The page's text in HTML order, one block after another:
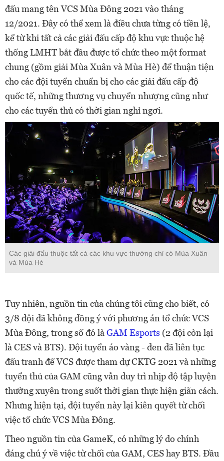
đấu mang tên VCS Mùa Đông 2021 vào tháng
12/2021. Đây có thể xem là điều chưa từng có tiền lệ,
kể từ khi tất cả các giải đấu cấp độ khu vực thuộc hệ
thống LMHT bắt đầu được tổ chức theo một format
chung (gồm giải Mùa Xuân và Mùa Hè) để thuận tiện
cho các đội tuyển chuẩn bị cho các giải đấu cấp độ
quốc tế, những thương vụ chuyển nhượng cũng như
cho các tuyển thủ có thời gian nghỉ ngơi.
Các giải đấu thuộc tất cả các khu vực thường chỉ có Mùa Xuân
và Mùa Hè
Tuy nhiên, nguồn tin của chúng tôi cũng cho biết, có
3/8 đội đã không đồng ý với phương án tổ chức VCS
Mùa Đông, trong số đó là GAM Esports (2 đội còn lại
là CES và BTS). Đội tuyển áo vàng - đen đã liên tục
đấu tranh để VCS được tham dự CKTG 2021 và những
tuyển thủ của GAM cũng vẫn duy trì nhịp độ tập luyện
thường xuyên trong suốt thời gian thực hiện giãn cách.
Nhưng hiện tại, đội tuyển này lại kiên quyết từ chối
việc tổ chức VCS Mùa Đông.
Theo nguồn tin của GameK, có những lý do chính
đáng chú ý về việc từ chối của GAM, CES hay BTS. Đầu